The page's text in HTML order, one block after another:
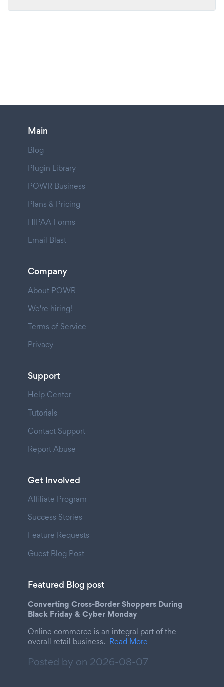
Main
Blog
Plugin Library
POWR Business
Plans & Pricing
HIPAA Forms
Email Blast
Company
About POWR
We're hiring!
Terms of Service
Privacy
Support
Help Center
Tutorials
Contact Support
Report Abuse
Get Involved
Affiliate Program
Success Stories
Feature Requests
Guest Blog Post
Featured Blog post
Converting Cross-Border Shoppers During
Black Friday & Cyber Monday
Online commerce is an integral part of the
overall retail business. Read More
Posted by on 2026-08-07